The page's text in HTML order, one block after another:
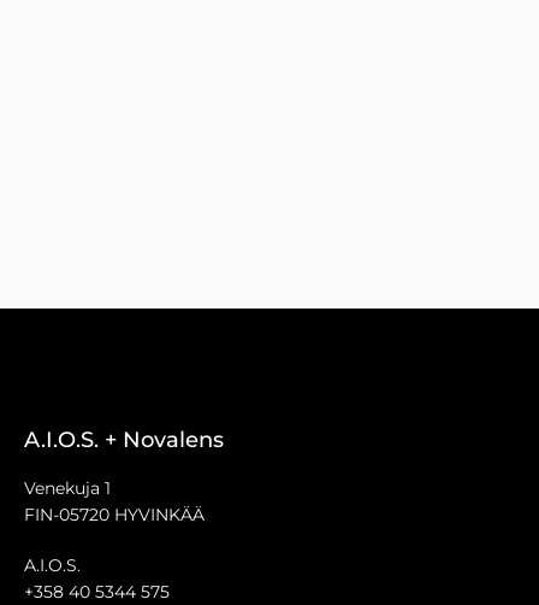
A.I.O.S. + Novalens
Venekuja 1
FIN-05720 HYVINKÄÄ
A.I.O.S.
+358 40 5344 575